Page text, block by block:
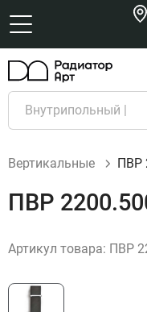
Вертикальные ПВР
ПВР
Артикул товара: ПВР